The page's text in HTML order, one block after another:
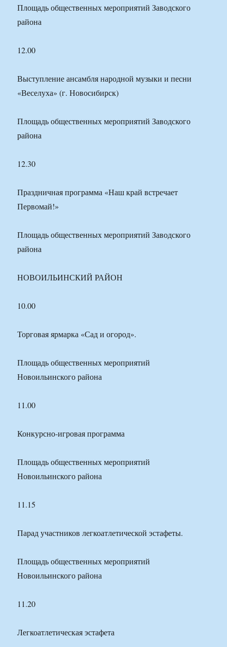
Площадь общественных мероприятий Заводского
района
12.00
Выступление ансамбля народной музыки и песни
«Веселуха» (г. Новосибирск)
Площадь общественных мероприятий Заводского
района
12.30
Праздничная программа «Наш край встречает
Первомай!»
Площадь общественных мероприятий Заводского
района
НОВОИЛЬИНСКИЙ РАЙОН
10.00
Торговая ярмарка «Сад и огород».
Площадь общественных мероприятий
Новоильинского района
11.00
Конкурсно-игровая программа
Площадь общественных мероприятий
Новоильинского района
11.15
Парад участников легкоатлетической эстафеты.
Площадь общественных мероприятий
Новоильинского района
11.20
Легкоатлетическая эстафета